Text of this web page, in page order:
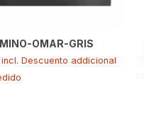
OMAR-GRIS
incl. Descuento addicional